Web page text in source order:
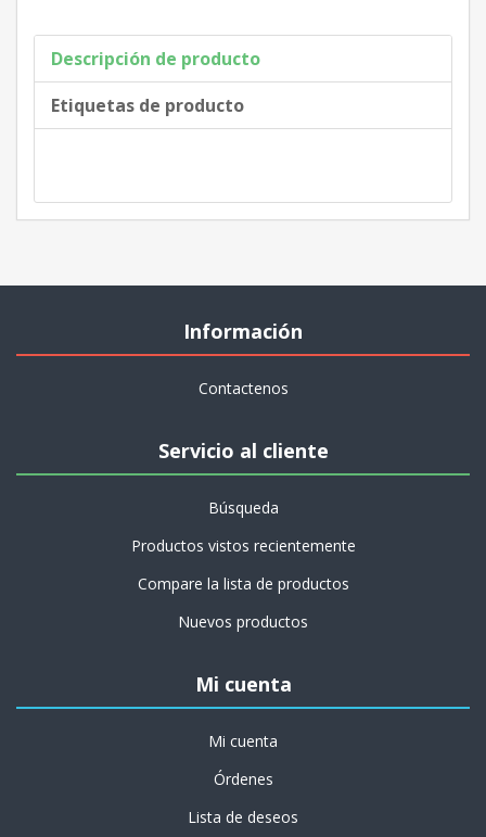
Descripción de producto
Etiquetas de producto
Información
Contactenos
Servicio al cliente
Búsqueda
Productos vistos recientemente
Compare la lista de productos
Nuevos productos
Mi cuenta
Mi cuenta
Órdenes
Lista de deseos